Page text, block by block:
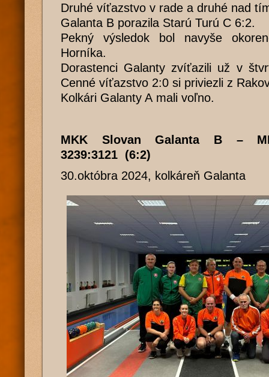
Druhé víťazstvo v rade a druhé nad
Galanta B porazila Starú Turú C 6:2.
Pekný výsledok bol navyše
Horníka.
Dorastenci Galanty zvíťazili už v
Cenné víťazstvo 2:0 si priviezli z
Kolkári Galanty A mali voľno.
MKK Slovan Galanta B –
3239:3121 (6:2)
30.októbra 2024, kolkáreň Galanta